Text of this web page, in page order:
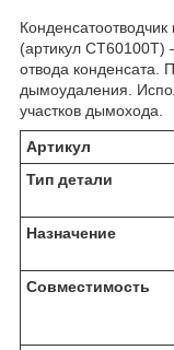
(артикул
отвода конденсата.
дымоудаления.
участков дымохода.
Артикул
Тип детали
Назначение
Совместимость